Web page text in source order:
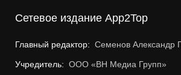
Сетевое издание App2Top
Главный редактор: Семенов Александр
Учредитель: ООО «ВН Медиа Групп»